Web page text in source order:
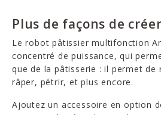
Plus de façons de créer
Le robot pâtissier multifonction
concentré de puissance, qui
que de la pâtisserie : il permet de
râper, pétrir, et plus encore.
Ajoutez un accessoire en option